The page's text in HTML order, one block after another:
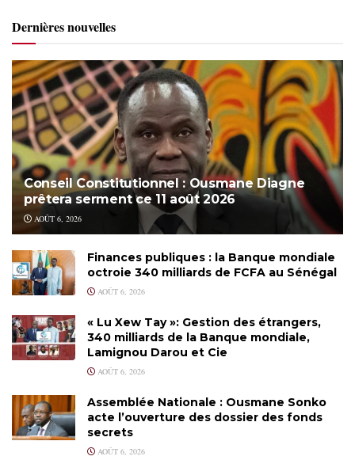
Dernières nouvelles
Conseil Constitutionnel : Ousmane Diagne
prêtera serment ce 11 août 2026
AOÛT 6, 2026
Finances publiques : la Banque mondiale
octroie 340 milliards de FCFA au Sénégal
AOÛT 6, 2026
« Lu Xew Tay »: Gestion des étrangers,
340 milliards de la Banque mondiale,
Lamignou Darou et Cie
AOÛT 6, 2026
Assemblée Nationale : Ousmane Sonko
acte l’ouverture des dossier des fonds
secrets
AOÛT 6, 2026